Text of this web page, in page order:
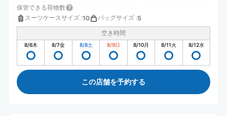
保管できる荷物数
スーツケースサイズ :10 バッグサイズ :5
空き時間
8/6木 8/7金 8/8土 8/9日 8/10月 8/11火 8/12水
この店舗を予約する